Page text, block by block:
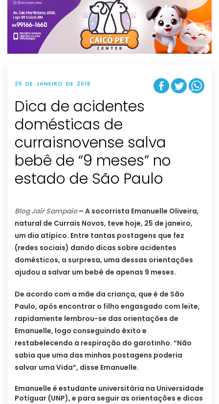
g
t
i
o
n
25 DE JANEIRO DE 2016
Dica de acidentes
domésticas de
curraisnovense salva
bebê de “9 meses” no
estado de São Paulo
Blog Jair Sampaio – A socorrista Emanuelle Oliveira,
natural de Currais Novos, teve hoje, 25 de janeiro,
um dia atípico. Entre tantas postagens que fez
(redes sociais) dando dicas sobre acidentes
domésticos, a surpresa, uma dessas orientações
ajudou a salvar um bebê de apenas 9 meses.
De acordo com a mãe da criança, que é de São
Paulo, após encontrar o filho engasgado com leite,
rapidamente lembrou-se das orientações de
Emanuelle, logo conseguindo êxito e
restabelecendo a respiração do garotinho. “Não
sabia que uma das minhas postagens poderia
salvar uma Vida”, disse Emanuelle.
Emanuelle é estudante universitária na Universidade
Potiguar (UNP), e para seguir as orientações e dicas